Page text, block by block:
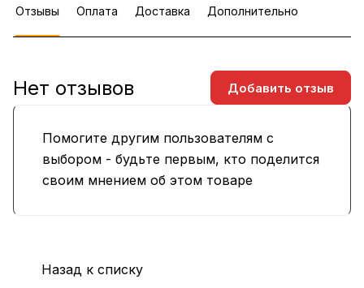
Отзывы Оплата Доставка Дополнительно
Помогите другим пользователям с
выбором - будьте первым, кто поделится
своим мнением об этом товаре
Нет отзывов Добавить отзыв
Назад к списку